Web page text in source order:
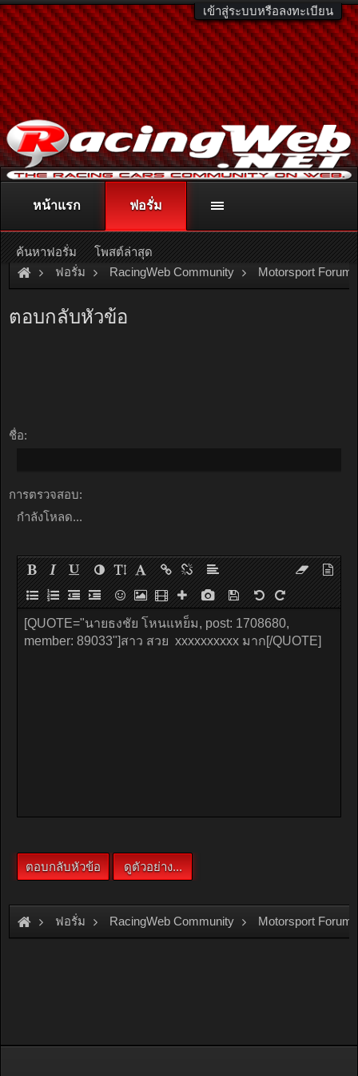
เข้าสู่ระบบหรือลงทะเบียน
ติดต่อลงโฆษณา racingweb@gmail.comหรือโทร. 081-811-1138
หรืออ่านรายละเอียดเพิ่มเติม คลิกที่นี่
ฟอรั่ม RacingWeb Community Motorsport Forum
ตอบกลับหัวข้อ
ชื่อ:
การตรวจสอบ:
กำลังโหลด...
ฟอรั่ม RacingWeb Community Motorsport Forum
หน้าแรก ฟอรั่ม
ค้นหาฟอรั่ม โพสต์ล่าสุด